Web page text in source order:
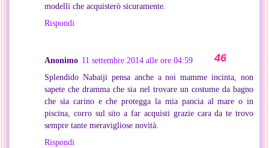
modelli che acquisterò sicuramente.
Rispondi
Anonimo 11 settembre 2014 alle ore 04:59
Splendido Nabaiji pensa anche a noi mamme incinta, non
sapete che dramma che sia nel trovare un costume da bagno
che sia carino e che protegga la mia pancia al mare o in
piscina, corro sul sito a far acquisti grazie cara da te trovo
sempre tante meravigliose novità.
Rispondi